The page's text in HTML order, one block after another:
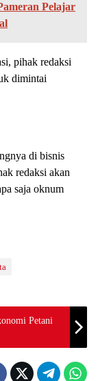
Pelajar
pihak redaksi
dimintai
di bisnis
redaksi akan
saja oknum
Petani